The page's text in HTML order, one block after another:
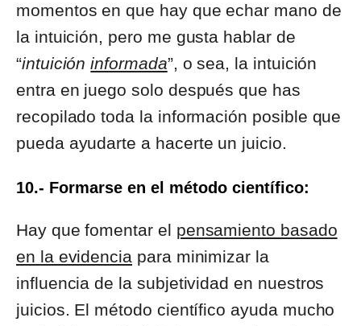
momentos en que hay que echar mano de
la intuición, pero me gusta hablar de
“intuicióninformada”, o sea, la intuición
entra en juego solo después que has
recopilado toda la información posible que
pueda ayudarte a hacerte un juicio.
10.- Formarse en el método científico:
Hay que fomentar el pensamiento basado
en la evidencia para minimizar la
influencia de la subjetividad en nuestros
juicios. El método científico ayuda mucho